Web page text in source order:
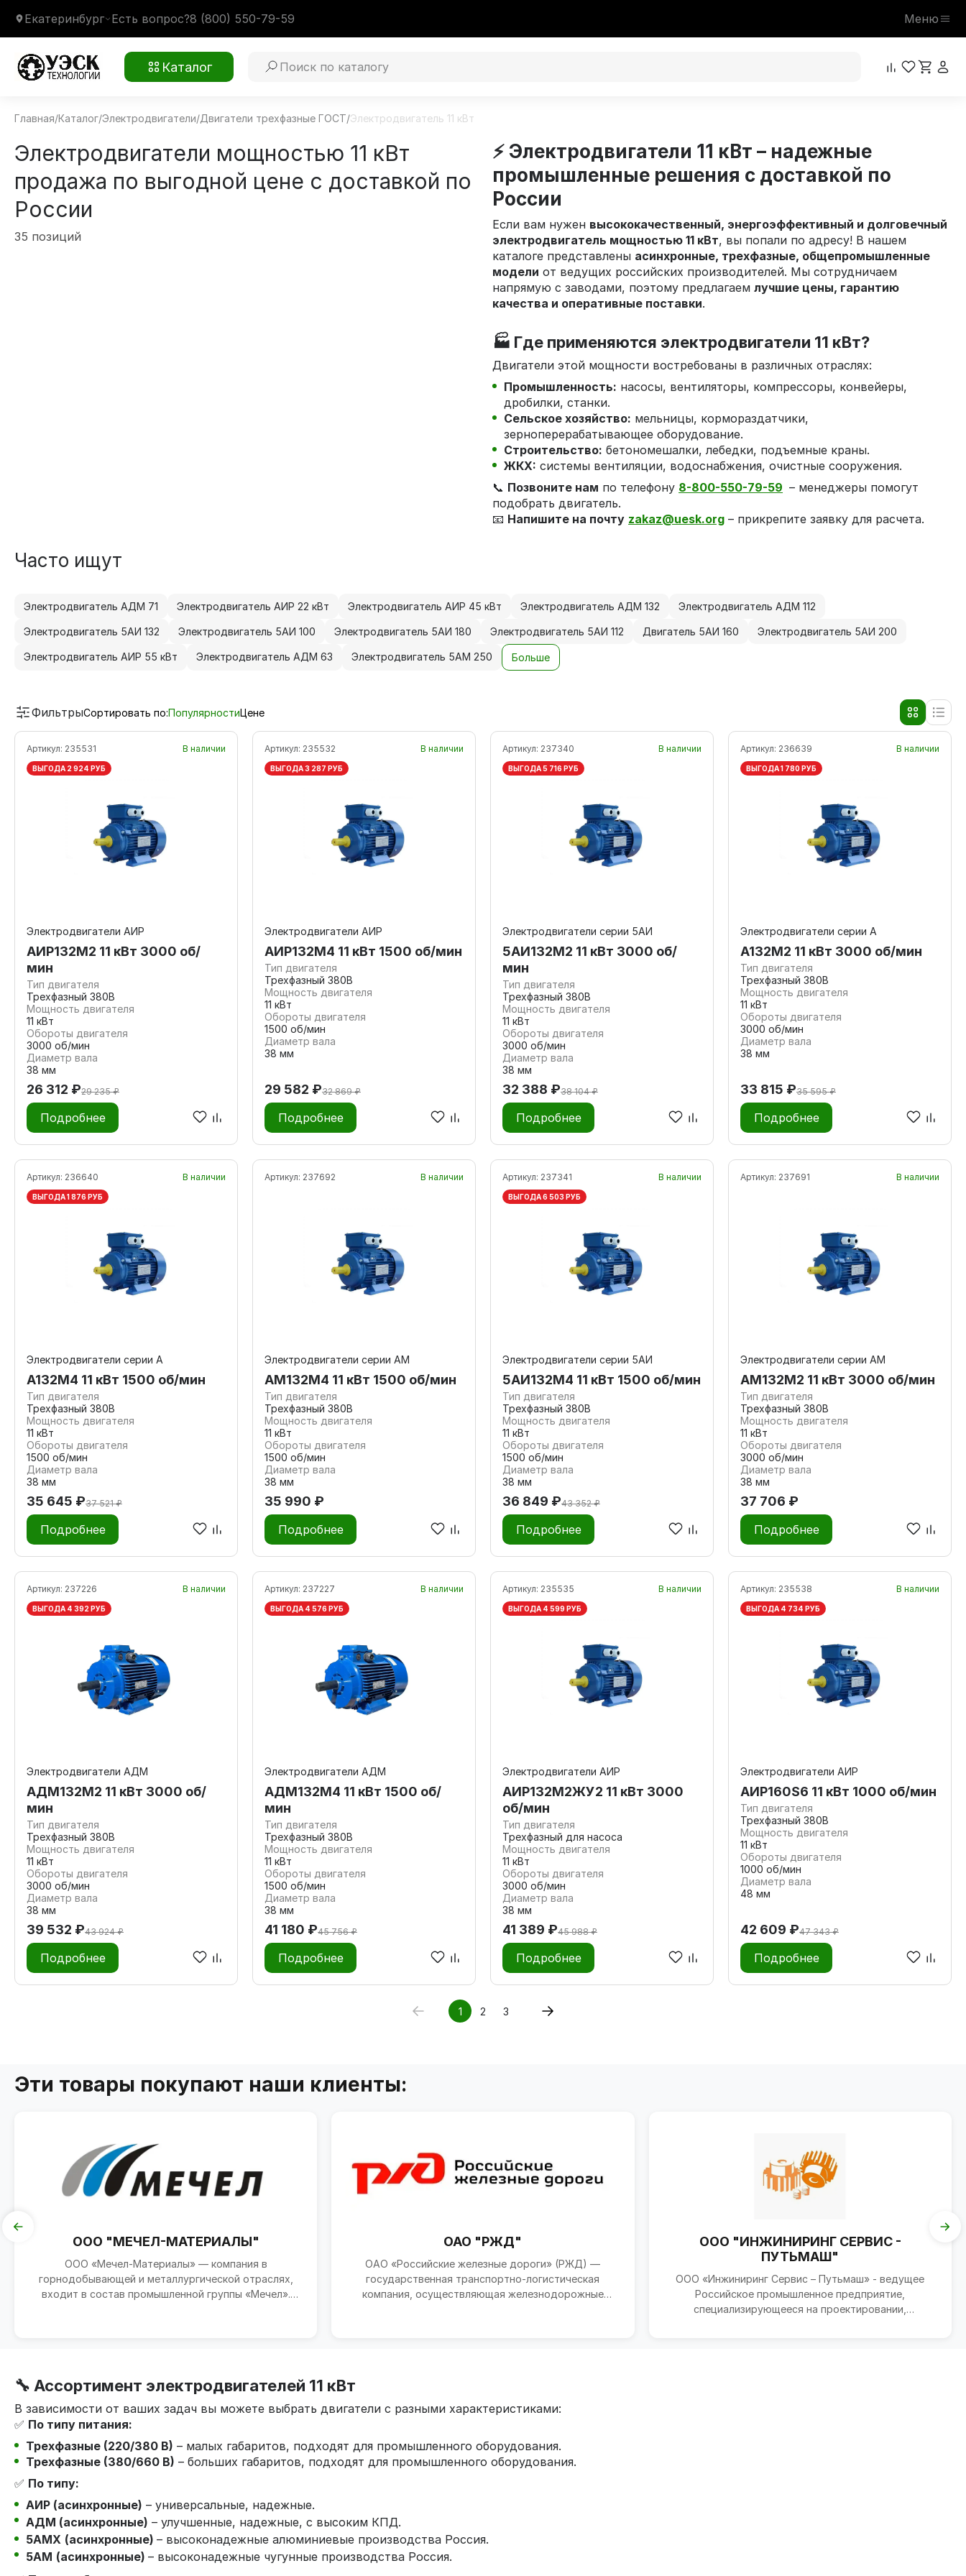
Екатеринбург Есть вопрос?8 (800) 550-79-59 Меню
Каталог
Главная/Каталог/Электродвигатели/Двигатели трехфазные ГОСТ/Электродвигатель 11 кВт
Электродвигатели мощностью 11 кВт
продажа по выгодной цене с доставкой по
России
35 позиций
⚡ Электродвигатели 11 кВт – надежные
промышленные решения с доставкой по
России
Если вам нужен высококачественный, энергоэффективный и долговечный
электродвигатель мощностью 11 кВт, вы попали по адресу! В нашем
каталоге представлены асинхронные, трехфазные, общепромышленные
модели от ведущих российских производителей. Мы сотрудничаем
напрямую с заводами, поэтому предлагаемлучшие цены, гарантию
качества и оперативные поставки.
🏭 Где применяются электродвигатели 11 кВт?
Двигатели этой мощности востребованы в различных отраслях:
Промышленность: насосы, вентиляторы, компрессоры, конвейеры,
дробилки, станки.
Сельское хозяйство: мельницы, кормораздатчики,
зерноперерабатывающее оборудование.
Строительство: бетономешалки, лебедки, подъемные краны.
ЖКХ: системы вентиляции, водоснабжения, очистные сооружения.
📞 Позвоните нам по телефону 8-800-550-79-59 – менеджеры помогут
подобрать двигатель.
📧 Напишите на почту zakaz@uesk.org – прикрепите заявку для расчета.
Часто ищут
Электродвигатель АДМ 71 Электродвигатель АИР 22 кВт Электродвигатель АИР 45 кВт Электродвигатель АДМ 132 Электродвигатель АДМ 112
Электродвигатель 5АИ 132 Электродвигатель 5АИ 100 Электродвигатель 5АИ 180 Электродвигатель 5АИ 112 Двигатель 5АИ 160 Электродвигатель 5АИ 200
Электродвигатель АИР 55 кВт Электродвигатель АДМ 63 Электродвигатель 5АМ 250 Больше
ФильтрыСортировать по:ПопулярностиЦене
Артикул: 235531 В наличии
ВЫГОДА 2 924 РУБ
Электродвигатели АИР
АИР132М2 11 кВт 3000 об/
мин
Тип двигателя
Трехфазный 380В
Мощность двигателя
11 кВт
Обороты двигателя
3000 об/мин
Диаметр вала
38 мм
26 312 ₽29 235 ₽
Подробнее
Артикул: 235532 В наличии
ВЫГОДА 3 287 РУБ
Электродвигатели АИР
АИР132М4 11 кВт 1500 об/мин
Тип двигателя
Трехфазный 380В
Мощность двигателя
11 кВт
Обороты двигателя
1500 об/мин
Диаметр вала
38 мм
29 582 ₽32 869 ₽
Подробнее
Артикул: 237340 В наличии
ВЫГОДА 5 716 РУБ
Электродвигатели серии 5АИ
5АИ132M2 11 кВт 3000 об/
мин
Тип двигателя
Трехфазный 380В
Мощность двигателя
11 кВт
Обороты двигателя
3000 об/мин
Диаметр вала
38 мм
32 388 ₽38 104 ₽
Подробнее
Артикул: 236639 В наличии
ВЫГОДА 1 780 РУБ
Электродвигатели серии А
А132M2 11 кВт 3000 об/мин
Тип двигателя
Трехфазный 380В
Мощность двигателя
11 кВт
Обороты двигателя
3000 об/мин
Диаметр вала
38 мм
33 815 ₽35 595 ₽
Подробнее
Артикул: 236640 В наличии
ВЫГОДА 1 876 РУБ
Электродвигатели серии А
А132M4 11 кВт 1500 об/мин
Тип двигателя
Трехфазный 380В
Мощность двигателя
11 кВт
Обороты двигателя
1500 об/мин
Диаметр вала
38 мм
35 645 ₽37 521 ₽
Подробнее
Артикул: 237692 В наличии
Электродвигатели серии АМ
АМ132М4 11 кВт 1500 об/мин
Тип двигателя
Трехфазный 380В
Мощность двигателя
11 кВт
Обороты двигателя
1500 об/мин
Диаметр вала
38 мм
35 990 ₽
Подробнее
Артикул: 237341 В наличии
ВЫГОДА 6 503 РУБ
Электродвигатели серии 5АИ
5АИ132M4 11 кВт 1500 об/мин
Тип двигателя
Трехфазный 380В
Мощность двигателя
11 кВт
Обороты двигателя
1500 об/мин
Диаметр вала
38 мм
36 849 ₽43 352 ₽
Подробнее
Артикул: 237691 В наличии
Электродвигатели серии АМ
АМ132М2 11 кВт 3000 об/мин
Тип двигателя
Трехфазный 380В
Мощность двигателя
11 кВт
Обороты двигателя
3000 об/мин
Диаметр вала
38 мм
37 706 ₽
Подробнее
Артикул: 237226 В наличии
ВЫГОДА 4 392 РУБ
Электродвигатели АДМ
АДМ132М2 11 кВт 3000 об/
мин
Тип двигателя
Трехфазный 380В
Мощность двигателя
11 кВт
Обороты двигателя
3000 об/мин
Диаметр вала
38 мм
39 532 ₽43 924 ₽
Подробнее
Артикул: 237227 В наличии
ВЫГОДА 4 576 РУБ
Электродвигатели АДМ
АДМ132М4 11 кВт 1500 об/
мин
Тип двигателя
Трехфазный 380В
Мощность двигателя
11 кВт
Обороты двигателя
1500 об/мин
Диаметр вала
38 мм
41 180 ₽45 756 ₽
Подробнее
Артикул: 235535 В наличии
ВЫГОДА 4 599 РУБ
Электродвигатели АИР
АИР132М2ЖУ2 11 кВт 3000
об/мин
Тип двигателя
Трехфазный для насоса
Мощность двигателя
11 кВт
Обороты двигателя
3000 об/мин
Диаметр вала
38 мм
41 389 ₽45 988 ₽
Подробнее
Артикул: 235538 В наличии
ВЫГОДА 4 734 РУБ
Электродвигатели АИР
АИР160S6 11 кВт 1000 об/мин
Тип двигателя
Трехфазный 380В
Мощность двигателя
11 кВт
Обороты двигателя
1000 об/мин
Диаметр вала
48 мм
42 609 ₽47 343 ₽
Подробнее
1 2 3
Эти товары покупают наши клиенты:
ООО "МЕЧЕЛ-МАТЕРИАЛЫ"
ООО «Мечел-Материалы» — компания в
горнодобывающей и металлургической отраслях,
входит в состав промышленной группы «Мечел».
ОАО "РЖД"
ОАО «Российские железные дороги» (РЖД) —
государственная транспортно-логистическая
компания, осуществляющая железнодорожные
ООО "ИНЖИНИРИНГ СЕРВИС -
ПУТЬМАШ"
ООО «Инжиниринг Сервис – Путьмаш» - ведущее
Российское промышленное предприятие,
специализирующееся на проектировании,
🔧 Ассортимент электродвигателей 11 кВт
В зависимости от ваших задач вы можете выбрать двигатели с разными характеристиками:
✅ По типу питания:
Трехфазные (220/380 В) – малых габаритов, подходят для промышленного оборудования.
Трехфазные (380/660 В) – больших габаритов, подходят для промышленного оборудования.
✅ По типу:
АИР (асинхронные) – универсальные, надежные.
АДМ (асинхронные) – улучшенные, надежные, с высоким КПД.
5АМХ (асинхронные) – высоконадежные алюминиевые производства Россия.
5АМ (асинхронные) – высоконадежные чугунные производства Россия.